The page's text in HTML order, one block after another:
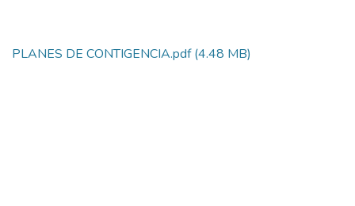
PLANES DE CONTIGENCIA.pdf(4.48 MB)